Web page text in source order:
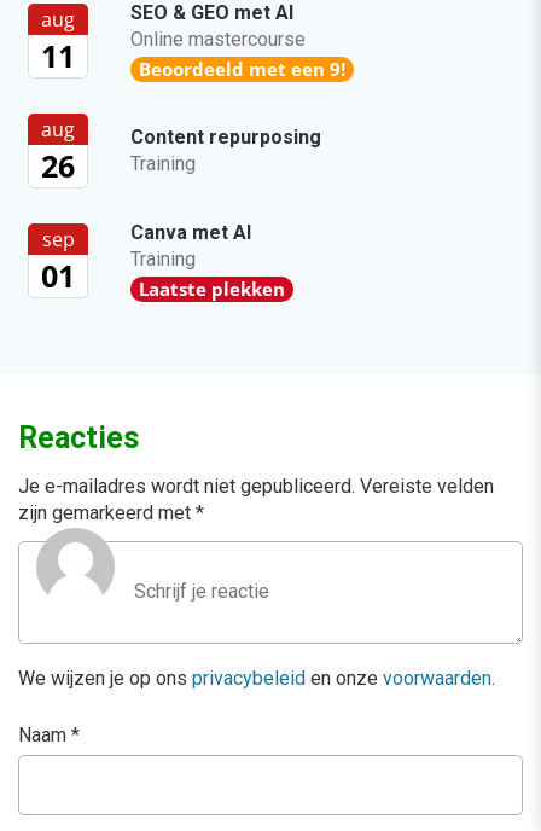
aug
11
SEO & GEO met AI
Online mastercourse
Beoordeeld met een 9!
aug
26
Content repurposing
Training
sep
01
Canva met AI
Training
Laatste plekken
Reacties
Je e-mailadres wordt niet gepubliceerd. Vereiste velden
zijn gemarkeerd met *
We wijzen je op ons privacybeleid en onze voorwaarden.
Naam *